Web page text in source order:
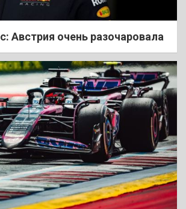
Австрия очень разочаровала